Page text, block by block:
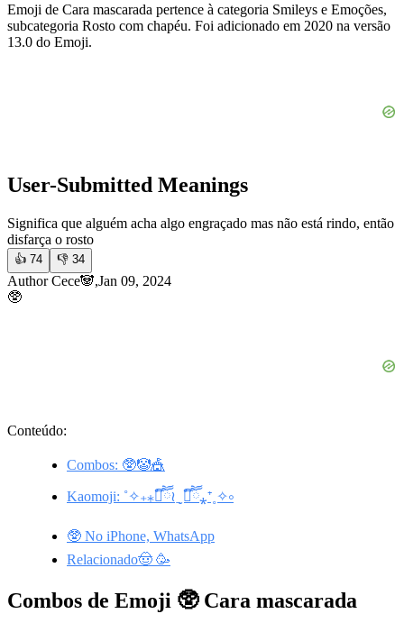
Emoji de Cara mascarada pertence à categoria Smileys e Emoções,
subcategoria Rosto com chapéu. Foi adicionado em 2020 na versão
13.0 do Emoji.
User-Submitted Meanings
Significa que alguém acha algo engraçado mas não está rindo, então
disfarça o rosto
👍 74 👎 34
Author Cece🐼,Jan 09, 2024
🥸
Conteúdo:
Combos: 🥸🤡🎪
Kaomoji: ˚✧₊⁎❝᷀ົཽ≀ˍ̮ ❝᷀ົཽ⁎⁺˳✧༚
🥸 No iPhone, WhatsApp
Relacionado🤠 🥳
Combos de Emoji 🥸 Cara mascarada